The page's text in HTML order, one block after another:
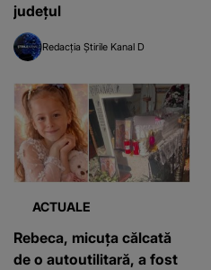
județul
Redacția Știrile Kanal D
ACTUALE
Rebeca, micuța călcată
de o autoutilitară, a fost